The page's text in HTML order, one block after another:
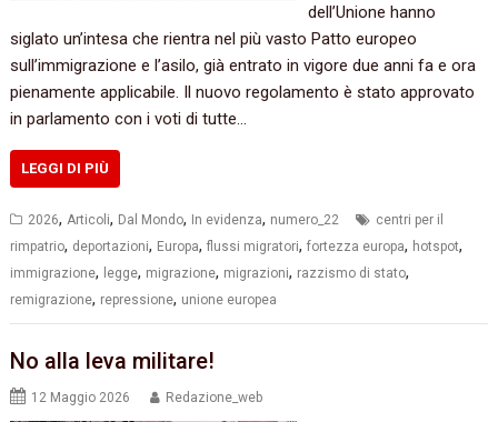
dell’Unione hanno
siglato un’intesa che rientra nel più vasto Patto europeo
sull’immigrazione e l’asilo, già entrato in vigore due anni fa e ora
pienamente applicabile. Il nuovo regolamento è stato approvato
in parlamento con i voti di tutte…
LEGGI DI PIÙ
2026,Articoli, Dal Mondo, In evidenza, numero_22
centri per il
rimpatrio, deportazioni, Europa,flussi migratori,fortezza europa, hotspot,
immigrazione, legge, migrazione, migrazioni, razzismo di stato,
remigrazione, repressione, unione europea
No alla leva militare!
12 Maggio 2026 Redazione_web